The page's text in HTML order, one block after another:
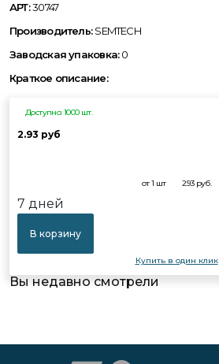
АРТ:30747
Производитель:SEMTECH
Заводская упаковка:0
Краткое описание:
Доступно: 1000 шт.
2.93 руб
от 1 шт 2.93руб.
7 дней
В корзину
Купить в один клик
Вы недавно смотрели